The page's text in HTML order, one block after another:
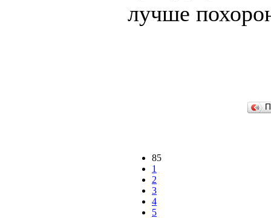
лучше
85
1
2
3
4
5